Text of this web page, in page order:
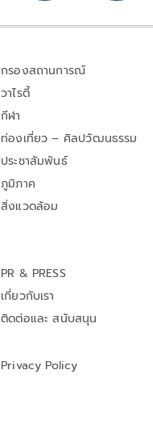
กรองสถานการณ์
วาไรตี้
กีฬา
ท่องเที่ยว – ศิลปวัฒนธรรม
ประชาสัมพันธ์
ภูมิภาค
สิ่งแวดล้อม
PR & PRESS
เกี่ยวกับเรา
ติดต่อและ สนับสนุน
Privacy Policy